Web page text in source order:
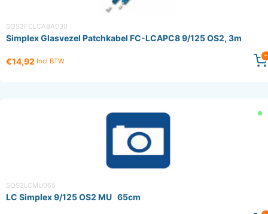
SOS2FCLCA8A030
Simplex Glasvezel Patchkabel FC-LCAPC8 9/125 OS2, 3m
€14,92 Incl BTW
SOS2LCMU065
LC Simplex 9/125 OS2 MU 65cm